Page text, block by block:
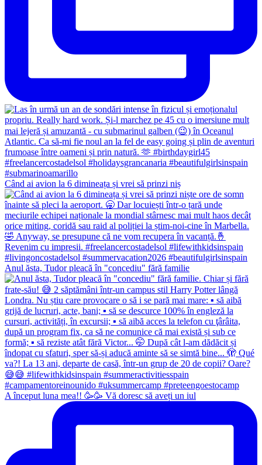
Când ai avion la 6 dimineața și vrei să prinzi niș
Anul ăsta, Tudor pleacă în "concediu" fără familie
A început luna mea!! 🥳🥳 Vă doresc să aveți un iul